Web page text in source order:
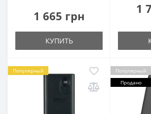
1 665 грн
КУПИТЬ
1
Популярный
Популярный
Продано